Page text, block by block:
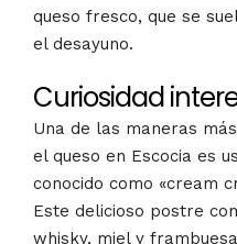
queso fresco, que se
el desayuno.
Curiosidad
Una de las maneras
el queso en Escocia es
conocido como «cream
Este delicioso postre
whisky, miel y